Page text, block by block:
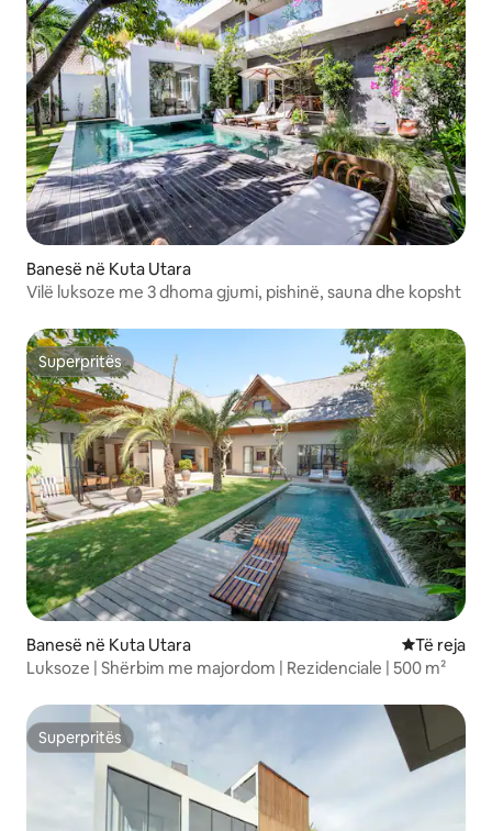
Banesë në Kuta Utara
Vilë luksoze me 3 dhoma gjumi, pishinë, sauna dhe kopsht
Superpritës
Superpritës
Banesë në Kuta Utara
Të reja
Luksoze | Shërbim me majordom | Rezidenciale | 500 m²
Superpritës
Superpritës